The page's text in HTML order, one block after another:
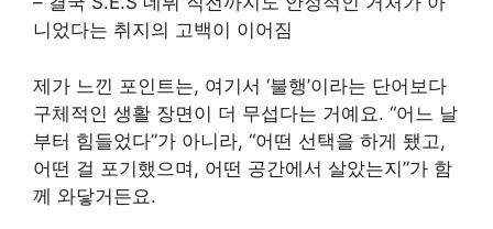
니었다는 취지의 고백이 이어짐
제가 느낀 포인트는, 여기서 ‘불행’이라는 단어보다
구체적인 생활 장면이 더 무섭다는 거예요. “어느 날
부터 힘들었다”가 아니라, “어떤 선택을 하게 됐고,
어떤 걸 포기했으며, 어떤 공간에서 살았는지”가 함
께 와닿거든요.